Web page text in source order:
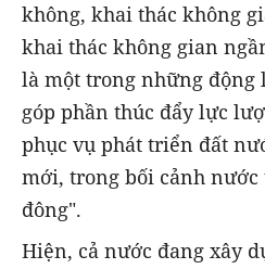
không, khai thác không
khai thác không gian
là một trong những
góp phần thúc đẩy lực
phục vụ phát triển đất
mới, trong bối cảnh nước
đông".
Hiện, cả nước đang xây